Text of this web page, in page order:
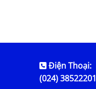
Điện Thoại:
(024) 38522201